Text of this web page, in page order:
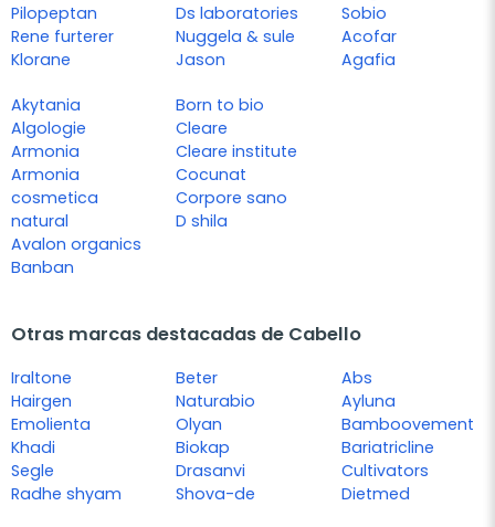
Pilopeptan
Rene furterer
Klorane
Ds laboratories
Nuggela & sule
Jason
Sobio
Acofar
Agafia
Akytania
Algologie
Armonia
Armonia
cosmetica
natural
Avalon organics
Banban
Born to bio
Cleare
Cleare institute
Cocunat
Corpore sano
D shila
Otras marcas destacadas de Cabello
Iraltone
Hairgen
Emolienta
Khadi
Segle
Radhe shyam
Beter
Naturabio
Olyan
Biokap
Drasanvi
Shova-de
Abs
Ayluna
Bamboovement
Bariatricline
Cultivators
Dietmed